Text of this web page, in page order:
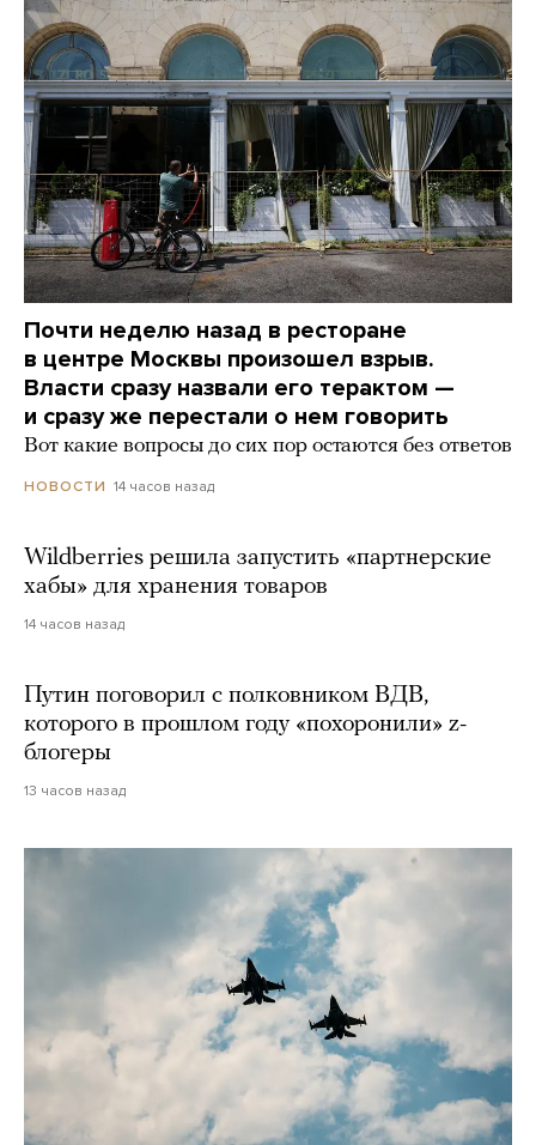
Почти неделю назад в ресторане
в центре Москвы произошел взрыв.
Власти сразу назвали его терактом —
и сразу же перестали о нем говорить
Вот какие вопросы до сих пор остаются без ответов
НОВОСТИ 14 часов назад
Wildberries решила запустить «партнерские
хабы» для хранения товаров
14 часов назад
Путин поговорил с полковником ВДВ,
которого в прошлом году «похоронили» z-
блогеры
13 часов назад